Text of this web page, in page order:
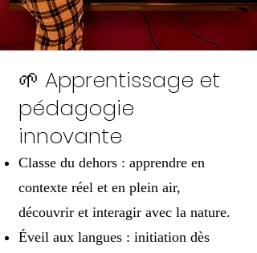
🌱 Apprentissage et
pédagogie
innovante
Classe du dehors : apprendre en
contexte réel et en plein air,
découvrir et interagir avec la nature.
Éveil aux langues : initiation dès